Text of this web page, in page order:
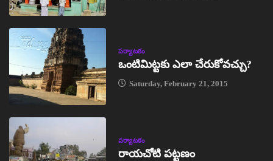
పర్యాటకం
ఒంటిమిట్టకు ఎలా చేరుకోవచ్చు?
Saturday, February 21, 2015
పర్యాటకం
రాయచోటి పట్టణం